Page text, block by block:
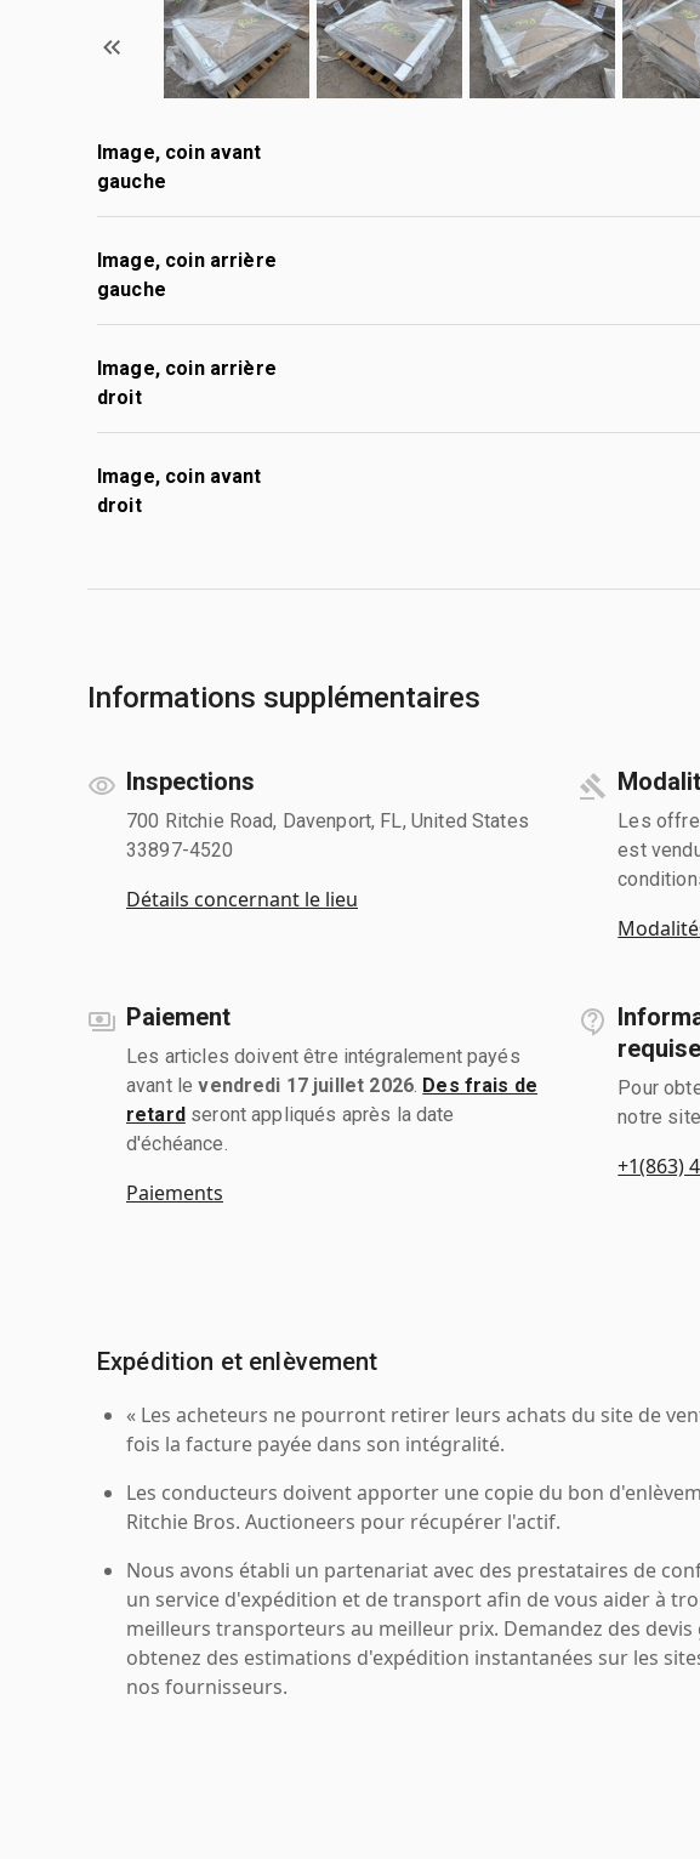
Image, coin avant
gauche
Image, coin arrière
gauche
Image, coin arrière
droit
Image, coin avant
droit
Informations supplémentaires
Inspections
700 Ritchie Road, Davenport, FL, United States
33897-4520
Détails concernant le lieu
Les
est
Paiement
Les articles doivent être intégralement payés
avant levendredi 17 juillet 2026. Des frais de
retardseront appliqués après la date
d'échéance.
Paiements
Pour
notre
+1(863)
Expédition et enlèvement
« Les acheteurs ne pourront retirer leurs achats du site de
fois la facture payée dans son intégralité.
Les conducteurs doivent apporter une copie du bon
Ritchie Bros. Auctioneers pour récupérer l'actif.
Nous avons établi un partenariat avec des prestataires de
un service d'expédition et de transport afin de vous aider à
meilleurs transporteurs au meilleur prix. Demandez des
obtenez des estimations d'expédition instantanées sur les
nos fournisseurs.